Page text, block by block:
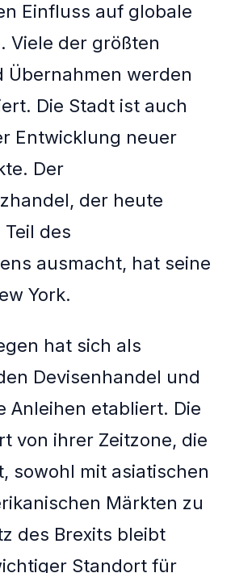
Einfluss auf globale
Viele der größten
Übernahmen werden
Die Stadt ist auch
Entwicklung neuer
Der
der heute
des
ausmacht, hat seine
York.
hat sich als
Devisenhandel und
Anleihen etabliert. Die
von ihrer Zeitzone, die
sowohl mit asiatischen
Märkten zu
des Brexits bleibt
Standort für